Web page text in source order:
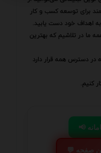
برای توسعه کسب و کار
اهداف خود دست یابید.
ما در تلاشیم که بهترین
در دسترس همه قرار دارد
کنیم.
صفحه